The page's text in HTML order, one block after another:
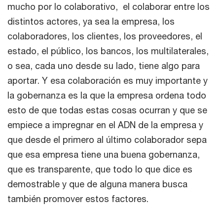
mucho por lo colaborativo, el colaborar entre los
distintos actores, ya sea la empresa, los
colaboradores, los clientes, los proveedores, el
estado, el público, los bancos, los multilaterales,
o sea, cada uno desde su lado, tiene algo para
aportar. Y esa colaboración es muy importante y
la gobernanza es la que la empresa ordena todo
esto de que todas estas cosas ocurran y que se
empiece a impregnar en el ADN de la empresa y
que desde el primero al último colaborador sepa
que esa empresa tiene una buena gobernanza,
que es transparente, que todo lo que dice es
demostrable y que de alguna manera busca
también promover estos factores.